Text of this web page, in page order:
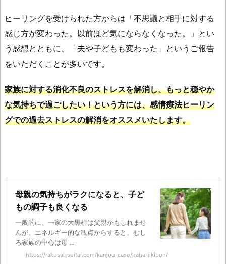
ヒーリングを受けられた方からは「不思議と相手に対する
感じ方が変わった。以前ほど気にならなくなった。」とい
う感想とともに、「夫や子どもも変わった」というご報告
をいただくことが多いです。
家族に対する消化不良のストレスを解消し、もっと穏やか
な気持ちで過ごしたい！という方には、感情療法ヒーリン
グでの過去ストレスの解消をオススメいたします。
母親の気持ちがラクになると、子ど
もの調子も良くなる
一般的に、一家の大黒柱は父親かもしれませ
んが、エネルギー的な観点からすると、むし
ろ家族の中心は母 ...
https://rakusai-seitai.com/kanjou-case/haha-iikibun/